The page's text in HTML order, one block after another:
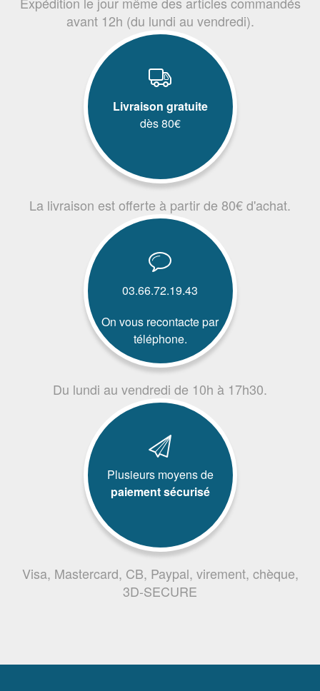
avant 12h (du lundi au vendredi).
Livraison gratuite
dès 80€
La livraison est offerte à partir de 80€ d'achat.
03.66.72.19.43
On vous recontacte par
téléphone.
Du lundi au vendredi de 10h à 17h30.
Plusieurs moyens de
paiement sécurisé
Visa, Mastercard, CB, Paypal, virement, chèque,
3D-SECURE